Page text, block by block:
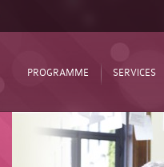
PROGRAMME SERVICES